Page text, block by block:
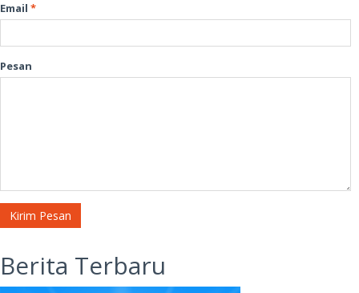
Email *
Pesan
Kirim Pesan
Berita Terbaru